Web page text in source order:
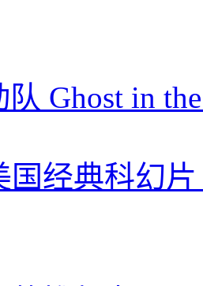
Ghost in
国经典科幻